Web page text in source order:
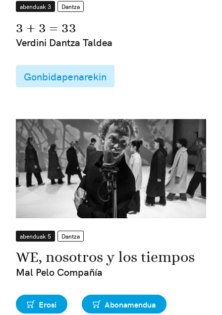
abenduak 3 Dantza
3 + 3 = 33
Verdini Dantza Taldea
Gonbidapenarekin
abenduak 5 Dantza
WE, nosotros y los tiempos
Mal Pelo Compañía
Erosi ErosiAbonamendua